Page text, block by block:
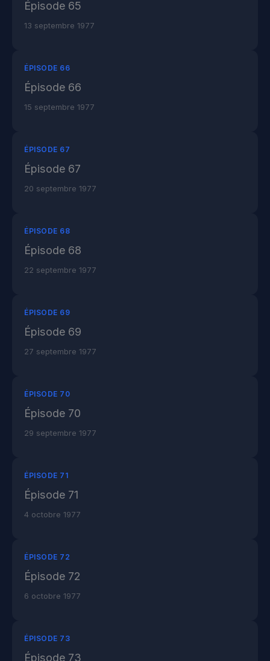
Épisode 65
13 septembre 1977
ÉPISODE 66
Épisode 66
15 septembre 1977
ÉPISODE 67
Épisode 67
20 septembre 1977
ÉPISODE 68
Épisode 68
22 septembre 1977
ÉPISODE 69
Épisode 69
27 septembre 1977
ÉPISODE 70
Épisode 70
29 septembre 1977
ÉPISODE 71
Épisode 71
4 octobre 1977
ÉPISODE 72
Épisode 72
6 octobre 1977
ÉPISODE 73
Épisode 73